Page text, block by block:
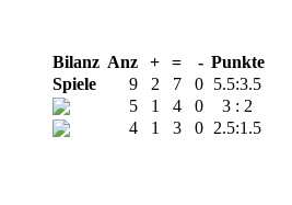
Bilanz Anz + = - Punkte
Spiele 9 2 7 0 5.5:3.5
5 1 4 0
3 : 2
4 1 3 0 2.5:1.5